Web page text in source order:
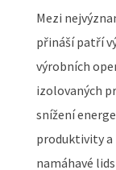
Mezi
přináší patří
výrobních
izolovaných
snížení
produktivity
namáhavé